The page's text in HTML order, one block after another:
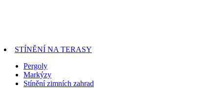
STÍNĚNÍ NA TERASY
Pergoly
Markýzy
Stínění zimních zahrad